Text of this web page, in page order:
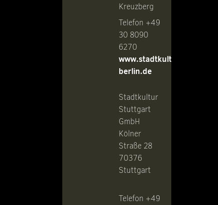
Kreuzberg
Telefon +49
30 8090
6270
www.stadtkultur-
berlin.de
Stadtkultur
Stuttgart
GmbH
Kölner
Straße 28
70376
Stuttgart
Telefon +49